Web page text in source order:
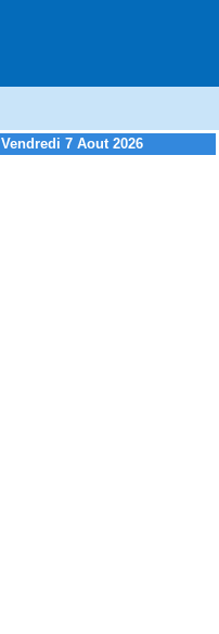
Vendredi 7 Aout 2026